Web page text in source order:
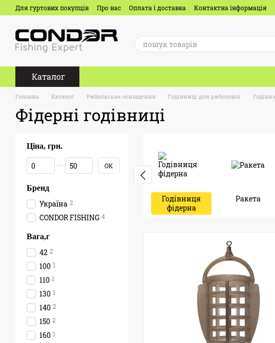
Перейти до основного контенту
Для гуртових покупців Про нас Оплата і доставка Контактна інформація
Каталог
Головна Каталог Рибальське оснащення Годівниці для риболовлі
Фідерні годівниці
Годівниця
фідерна
Ракета
Ціна, грн.
Від Ціна, грн.
До Ціна, грн. ОК
Бренд
Україна 2
CONDOR FISHING 4
Вага,г
42 2
100 1
110 1
130 1
140 2
150 2
160 1